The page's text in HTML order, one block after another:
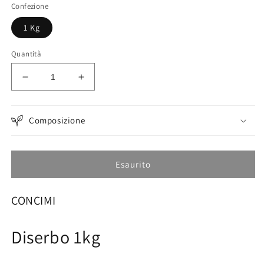
Confezione
1 Kg
Quantità
Diminuisci
quantità
Diserbo
Aumenta
quantità
Diserbo
Composizione
Esaurito
CONCIMI
Diserbo 1kg